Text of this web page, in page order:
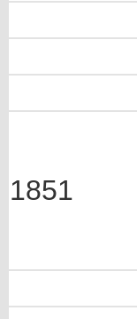
1851